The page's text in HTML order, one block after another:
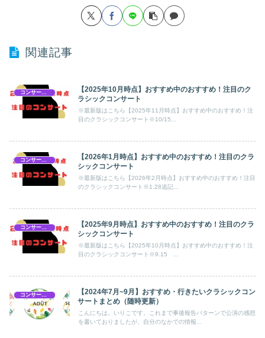
関連記事
【2025年10月時点】おすすめ中のおすすめ！注目のク
ラシックコンサート
※最新版はこちら【2025年11月時点】おすすめ中のおすすめ！注
目のクラシックコンサート※10/15...
【2026年1月時点】おすすめ中のおすすめ！注目のクラ
シックコンサート
※最新版はこちら【2026年2月時点】おすすめ中のおすすめ！注目
のクラシックコンサート※1.28追記...
【2025年9月時点】おすすめ中のおすすめ！注目のクラ
シックコンサート
※最新版はこちら【2025年10月時点】おすすめ中のおすすめ！注
目のクラシックコンサート※9.15 ...
【2024年7月~9月】おすすめ・行きたいクラシックコン
サートまとめ（随時更新）
こんにちは。いりこです。これまで事後報告パターンで公演の感想
を書いておりましたが、自分のなかでの情報...